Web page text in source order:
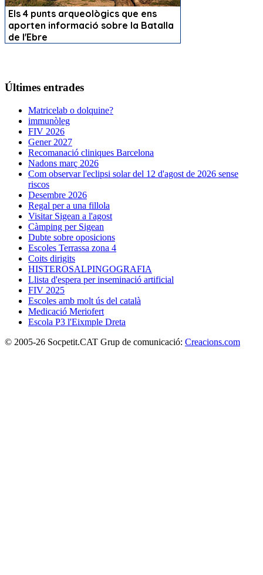
Últimes entrades
Matricelab o dolquine?
immunòleg
FIV 2026
Gener 2027
Recomanació cliniques Barcelona
Nadons març 2026
Com observar l'eclipsi solar del 12 d'agost de 2026 sense
riscos
Desembre 2026
Regal per a una fillola
Visitar Sigean a l'agost
Càmping per Sigean
Dubte sobre oposicions
Escoles Terrassa zona 4
Coits dirigits
HISTEROSALPINGOGRAFIA
Llista d'espera per inseminació artificial
FIV 2025
Escoles amb molt ús del català
Medicació Meriofert
Escola P3 l'Eixmple Dreta
© 2005-26 Socpetit.CAT Grup de comunicació: Creacions.com